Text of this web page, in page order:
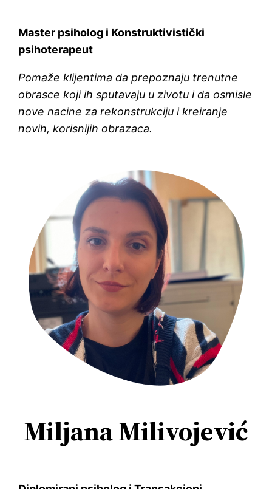
Master psiholog i Konstruktivistički
psihoterapeut
Pomaže klijentima da prepoznaju trenutne
obrasce koji ih sputavaju u zivotu i da osmisle
nove nacine za rekonstrukciju i kreiranje
novih, korisnijih obrazaca.
Miljana Milivojević